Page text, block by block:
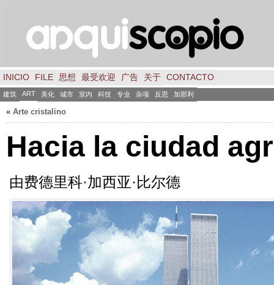
INICIO FILE 思想 最受欢迎 广告 关于 CONTACTO
建筑 ART 美化 城市 室内 科技 专业 杂项 反思 加那利
« Arte cristalino
Hacia la ciudad
由费德里科·加西亚·比尔德